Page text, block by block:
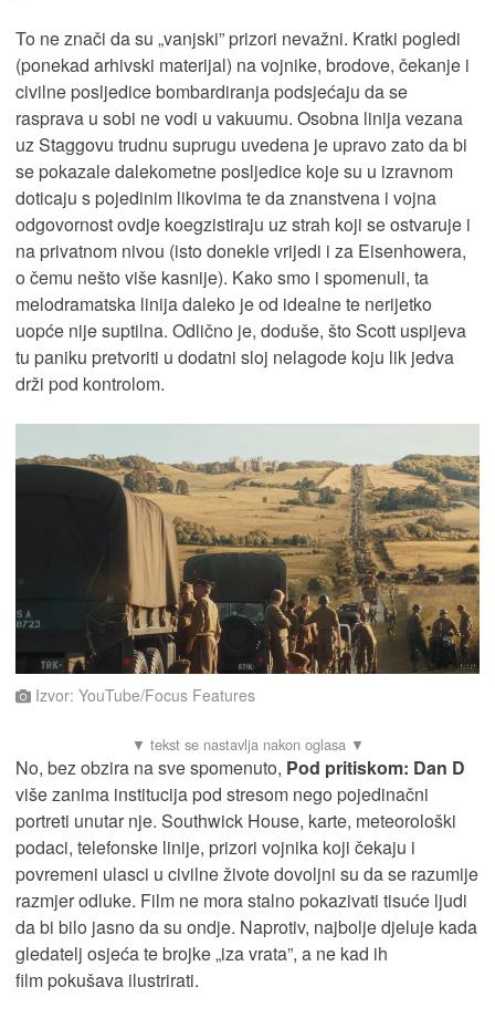
To ne znači da su „vanjski” prizori nevažni. Kratki pogledi
(ponekad arhivski materijal) na vojnike, brodove, čekanje i
civilne posljedice bombardiranja podsjećaju da se
rasprava u sobi ne vodi u vakuumu. Osobna linija vezana
uz Staggovu trudnu suprugu uvedena je upravo zato da bi
se pokazale dalekometne posljedice koje su u izravnom
doticaju s pojedinim likovima te da znanstvena i vojna
odgovornost ovdje koegzistiraju uz strah koji se ostvaruje i
na privatnom nivou (isto donekle vrijedi i za Eisenhowera,
o čemu nešto više kasnije). Kako smo i spomenuli, ta
melodramatska linija daleko je od idealne te nerijetko
uopće nije suptilna. Odlično je, doduše, što Scott uspijeva
tu paniku pretvoriti u dodatni sloj nelagode koju lik jedva
drži pod kontrolom.
Izvor: YouTube/Focus Features
No, bez obzira na sve spomenuto, Pod pritiskom: Dan D
više zanima institucija pod stresom nego pojedinačni
portreti unutar nje. Southwick House, karte, meteorološki
podaci, telefonske linije, prizori vojnika koji čekaju i
povremeni ulasci u civilne živote dovoljni su da se razumije
razmjer odluke. Film ne mora stalno pokazivati tisuće ljudi
da bi bilo jasno da su ondje. Naprotiv, najbolje djeluje kada
gledatelj osjeća te brojke „iza vrata”, a ne kad ih
film pokušava ilustrirati.